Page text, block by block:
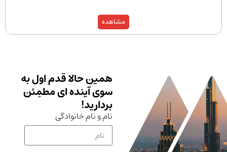
همین حالا قدم اول به
سوی آینده ای مطمِئن
بردارید!
نام و نام خانوادگی